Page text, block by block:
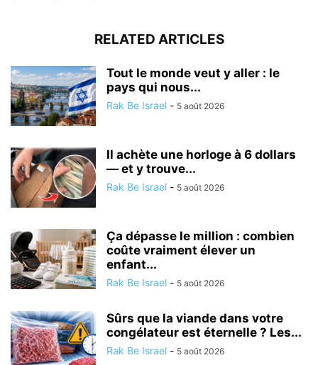
RELATED ARTICLES
Tout le monde veut y aller : le
pays qui nous...
Rak Be Israel - 5 août 2026
Il achète une horloge à 6 dollars
— et y trouve...
Rak Be Israel - 5 août 2026
Ça dépasse le million : combien
coûte vraiment élever un
enfant...
Rak Be Israel - 5 août 2026
Sûrs que la viande dans votre
congélateur est éternelle ? Les...
Rak Be Israel - 5 août 2026